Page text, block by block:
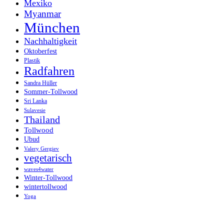
Mexiko
Myanmar
München
Nachhaltigkeit
Oktoberfest
Plastik
Radfahren
Sandra Hüller
Sommer-Tollwood
Sri Lanka
Sulavesie
Thailand
Tollwood
Ubud
Valery Gergiev
vegetarisch
waves4water
Winter-Tollwood
wintertollwood
Yoga